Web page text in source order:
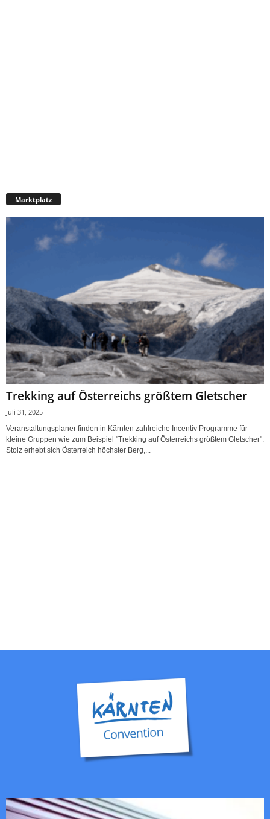
Marktplatz
Trekking auf Österreichs größtem Gletscher
Juli 31, 2025
Veranstaltungsplaner finden in Kärnten zahlreiche Incentiv Programme für
kleine Gruppen wie zum Beispiel "Trekking auf Österreichs größtem Gletscher".
Stolz erhebt sich Österreich höchster Berg,...